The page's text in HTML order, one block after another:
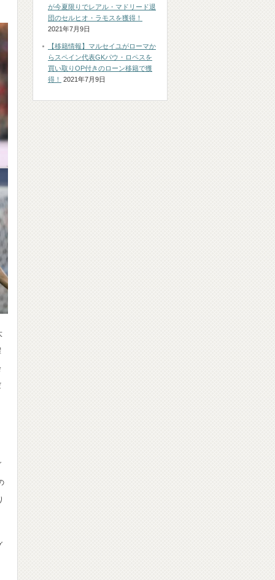
が今夏限りでレアル・マドリード退
団のセルヒオ・ラモスを獲得！
2021年7月9日
【移籍情報】マルセイユがローマか
らスペイン代表GKパウ・ロペスを
買い取りOP付きのローン移籍で獲
得！
2021年7月9日